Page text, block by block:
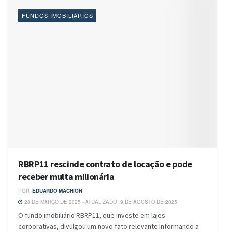
FUNDOS IMOBILIÁRIOS
RBRP11 rescinde contrato de locação e pode
receber multa milionária
POR: EDUARDO MACHION
28 DE MARÇO DE 2025 - ATUALIZADO: 9 DE AGOSTO DE 2025
O fundo imobiliário RBRP11, que investe em lajes
corporativas, divulgou um novo fato relevante informando a